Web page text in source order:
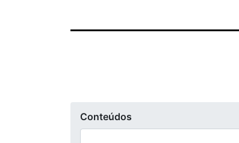
Conteúdos